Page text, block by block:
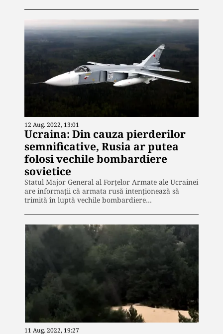
12 Aug. 2022, 13:01
Ucraina: Din cauza pierderilor
semnificative, Rusia ar putea
folosi vechile bombardiere
sovietice
Statul Major General al Forțelor Armate ale Ucrainei
are informații că armata rusă intenționează să
trimită în luptă vechile bombardiere…
11 Aug. 2022, 19:27